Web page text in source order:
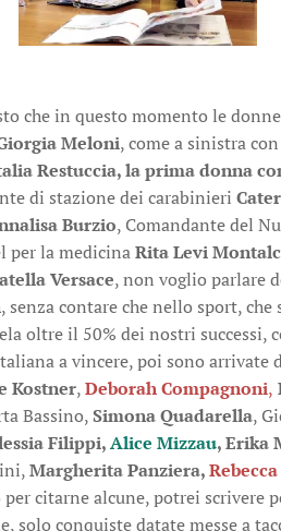
che in questo momento le
Meloni, come a sinistra
Restuccia, la prima donna
di stazione dei carabinieri
Burzio, Comandante del
per la medicinaRita Levi
Versace, non voglio parlare
, senza contare che nello sport, che
oltre il 50% dei nostri successi,
a vincere, poi sono arrivate
Kostner,Deborah Compagnoni,
Bassino,Simona Quadarella,
Filippi,Alice Mizzau, Erika
Margherita Panziera,
per citarne alcune, potrei scrivere
solo conquiste datate messe a